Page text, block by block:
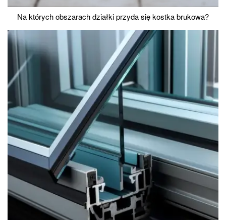
Na których obszarach działki przyda się kostka brukowa?